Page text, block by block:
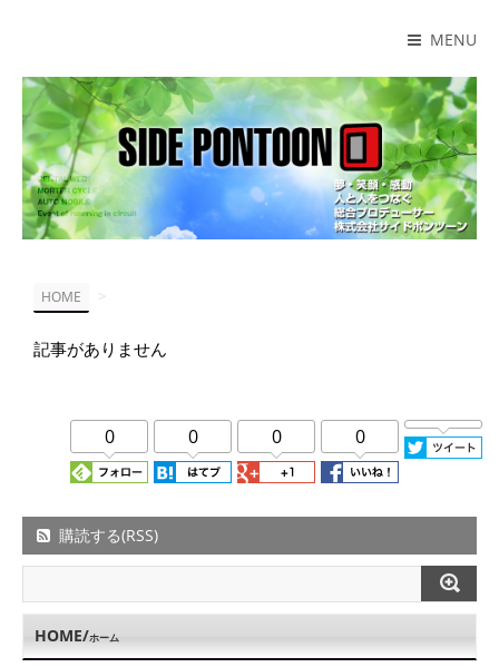
MENU
HOME >
記事がありません
0
0
0
0
購読する(RSS)
HOME/ホーム